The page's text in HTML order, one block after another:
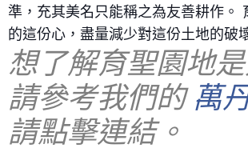
準，充其美名只能稱之為友善耕作。
的這份心，盡量減少對這份土地的破
想了解育聖園地
請參考我們的 萬
請點擊連結。